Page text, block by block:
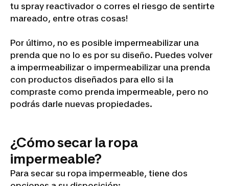
tu spray reactivador o corres el riesgo de sentirte
mareado, entre otras cosas!
Por último, no es posible impermeabilizar una
prenda que no lo es por su diseño. Puedes volver
a impermeabilizar o impermeabilizar una prenda
con productos diseñados para ello si la
compraste como prenda impermeable, pero no
podrás darle nuevas propiedades.
¿Cómo secar la ropa
impermeable?
Para secar su ropa impermeable, tiene dos